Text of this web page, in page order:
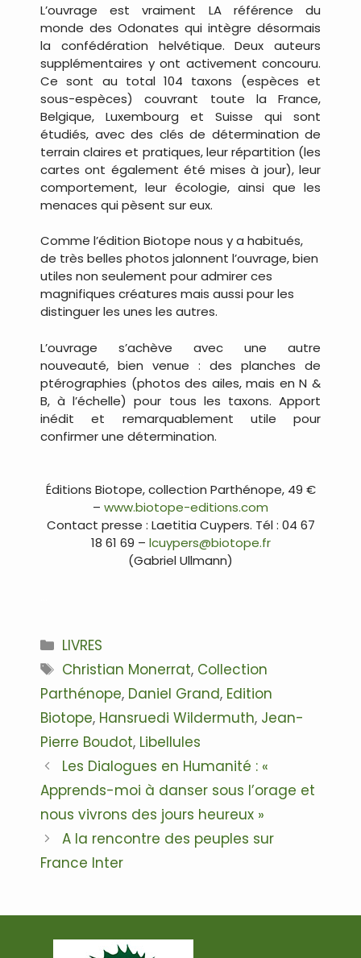
L’ouvrage est vraiment LA référence du
monde des Odonates qui intègre désormais
la confédération helvétique. Deux auteurs
supplémentaires y ont activement concouru.
Ce sont au total 104 taxons (espèces et
sous-espèces) couvrant toute la France,
Belgique, Luxembourg et Suisse qui sont
étudiés, avec des clés de détermination de
terrain claires et pratiques, leur répartition (les
cartes ont également été mises à jour), leur
comportement, leur écologie, ainsi que les
menaces qui pèsent sur eux.
Comme l’édition Biotope nous y a habitués,
de très belles photos jalonnent l’ouvrage, bien
utiles non seulement pour admirer ces
magnifiques créatures mais aussi pour les
distinguer les unes les autres.
L’ouvrage s’achève avec une autre
nouveauté, bien venue : des planches de
ptérographies (photos des ailes, mais en N &
B, à l’échelle) pour tous les taxons. Apport
inédit et remarquablement utile pour
confirmer une détermination.
Éditions Biotope, collection Parthénope, 49 €
– www.biotope-editions.com
Contact presse : Laetitia Cuypers. Tél : 04 67
18 61 69 – lcuypers@biotope.fr
(Gabriel Ullmann)
Catégories
LIVRES
Étiquettes
Christian Monerrat, Collection
Parthénope, Daniel Grand, Edition
Biotope, Hansruedi Wildermuth, Jean-
Pierre Boudot, Libellules
Navigation
des
articles
Les Dialogues en Humanité : «
Apprends-moi à danser sous l’orage et
nous vivrons des jours heureux »
A la rencontre des peuples sur
France Inter